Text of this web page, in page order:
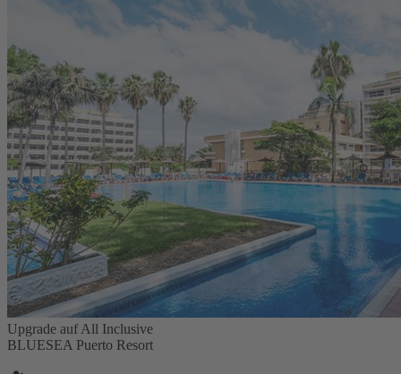
Upgrade auf All Inclusive
BLUESEA Puerto Resort